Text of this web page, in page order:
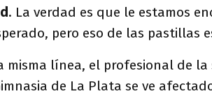
. La verdad es que le estamos
pero eso de las pastillas
misma línea, el profesional de
de La Plata se ve